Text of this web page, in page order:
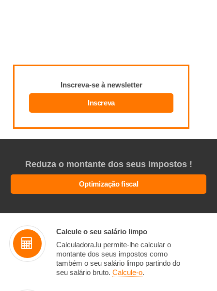
Inscreva-se à newsletter
Inscreva
Reduza o montante dos seus impostos !
Optimização fiscal
Calcule o seu salário limpo
Calculadora.lu permite-lhe calcular o
montante dos seus impostos como
também o seu salário limpo partindo do
seu salário bruto. Calcule-o.